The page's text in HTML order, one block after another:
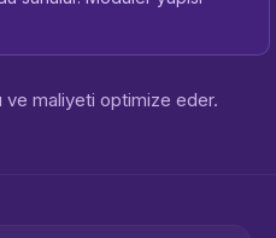
ve maliyeti optimize eder.